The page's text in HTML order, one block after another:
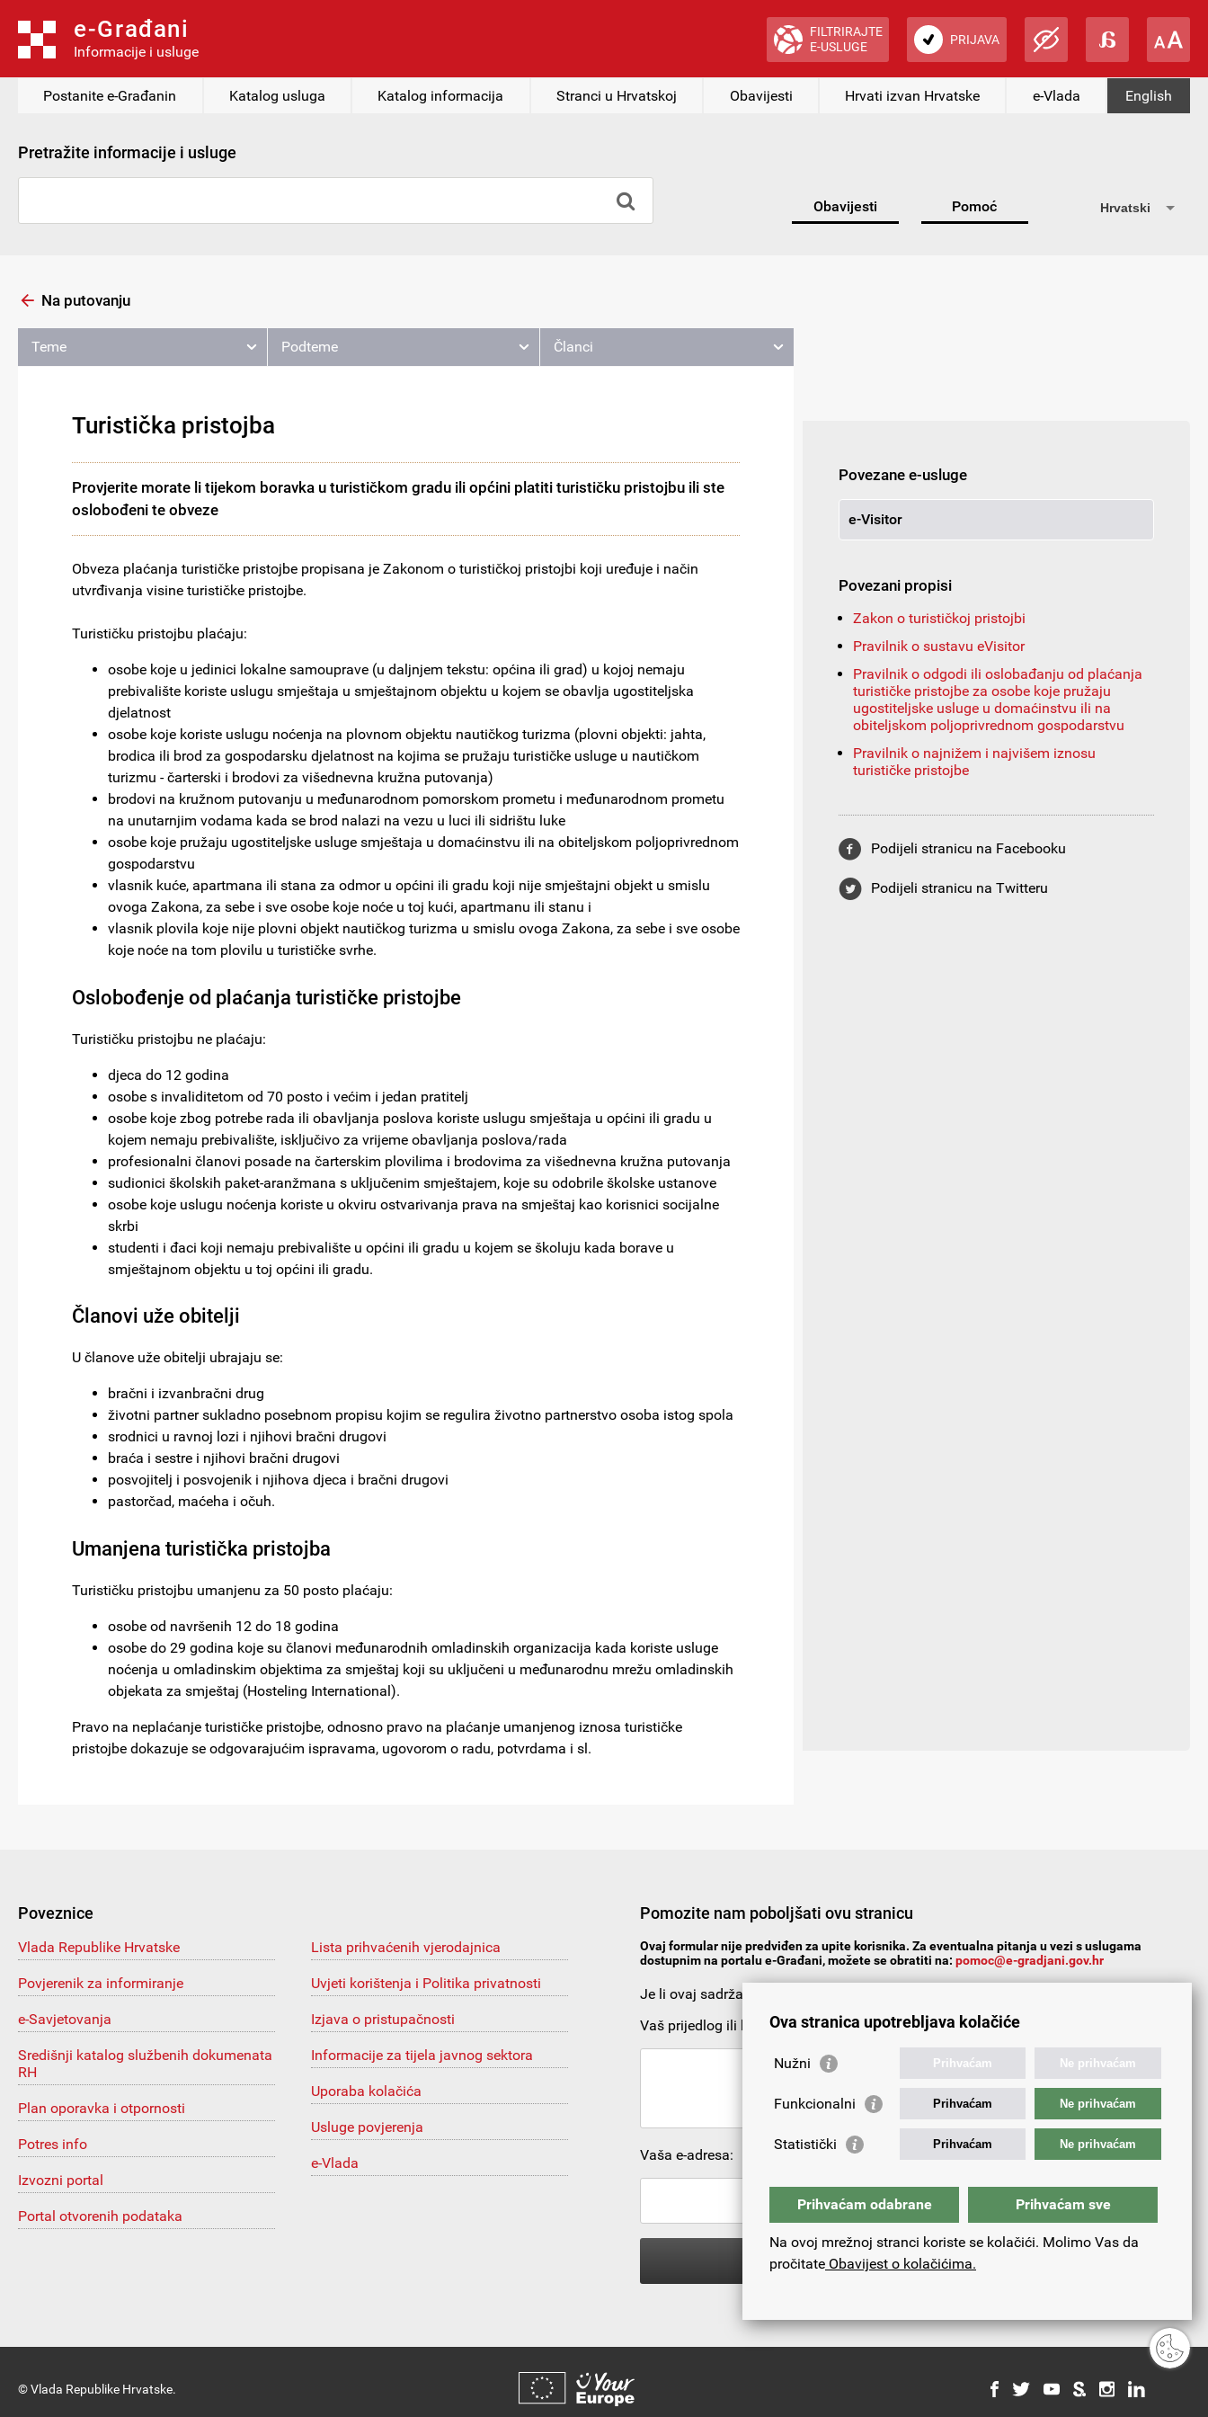
e-Građani
Informacije i usluge
FILTRIRAJTE
E-USLUGE
PRIJAVA
Postanite e-Građanin Katalog usluga Katalog informacija Stranci u Hrvatskoj Obavijesti Hrvati izvan Hrvatske e-Vlada English
Pretražite informacije i usluge
Obavijesti Pomoć Hrvatski
Na putovanju
Teme Podteme Članci
Turistička pristojba
Provjerite morate li tijekom boravka u turističkom gradu ili općini platiti turističku pristojbu ili ste
oslobođeni te obveze
Obveza plaćanja turističke pristojbe propisana je Zakonom o turističkoj pristojbi koji uređuje i način
utvrđivanja visine turističke pristojbe.
Turističku pristojbu plaćaju:
osobe koje u jedinici lokalne samouprave (u daljnjem tekstu: općina ili grad) u kojoj nemaju
prebivalište koriste uslugu smještaja u smještajnom objektu u kojem se obavlja ugostiteljska
djelatnost
osobe koje koriste uslugu noćenja na plovnom objektu nautičkog turizma (plovni objekti: jahta,
brodica ili brod za gospodarsku djelatnost na kojima se pružaju turističke usluge u nautičkom
turizmu - čarterski i brodovi za višednevna kružna putovanja)
brodovi na kružnom putovanju u međunarodnom pomorskom prometu i međunarodnom prometu
na unutarnjim vodama kada se brod nalazi na vezu u luci ili sidrištu luke
osobe koje pružaju ugostiteljske usluge smještaja u domaćinstvu ili na obiteljskom poljoprivrednom
gospodarstvu
vlasnik kuće, apartmana ili stana za odmor u općini ili gradu koji nije smještajni objekt u smislu
ovoga Zakona, za sebe i sve osobe koje noće u toj kući, apartmanu ili stanu i
vlasnik plovila koje nije plovni objekt nautičkog turizma u smislu ovoga Zakona, za sebe i sve osobe
koje noće na tom plovilu u turističke svrhe.
Oslobođenje od plaćanja turističke pristojbe
Turističku pristojbu ne plaćaju:
djeca do 12 godina
osobe s invaliditetom od 70 posto i većim i jedan pratitelj
osobe koje zbog potrebe rada ili obavljanja poslova koriste uslugu smještaja u općini ili gradu u
kojem nemaju prebivalište, isključivo za vrijeme obavljanja poslova/rada
profesionalni članovi posade na čarterskim plovilima i brodovima za višednevna kružna putovanja
sudionici školskih paket-aranžmana s uključenim smještajem, koje su odobrile školske ustanove
osobe koje uslugu noćenja koriste u okviru ostvarivanja prava na smještaj kao korisnici socijalne
skrbi
studenti i đaci koji nemaju prebivalište u općini ili gradu u kojem se školuju kada borave u
smještajnom objektu u toj općini ili gradu.
Članovi uže obitelji
U članove uže obitelji ubrajaju se:
bračni i izvanbračni drug
životni partner sukladno posebnom propisu kojim se regulira životno partnerstvo osoba istog spola
srodnici u ravnoj lozi i njihovi bračni drugovi
braća i sestre i njihovi bračni drugovi
posvojitelj i posvojenik i njihova djeca i bračni drugovi
pastorčad, maćeha i očuh.
Umanjena turistička pristojba
Turističku pristojbu umanjenu za 50 posto plaćaju:
osobe od navršenih 12 do 18 godina
osobe do 29 godina koje su članovi međunarodnih omladinskih organizacija kada koriste usluge
noćenja u omladinskim objektima za smještaj koji su uključeni u međunarodnu mrežu omladinskih
objekata za smještaj (Hosteling International).
Pravo na neplaćanje turističke pristojbe, odnosno pravo na plaćanje umanjenog iznosa turističke
pristojbe dokazuje se odgovarajućim ispravama, ugovorom o radu, potvrdama i sl.
Povezane e-usluge
e-Visitor
Povezani propisi
Zakon o turističkoj pristojbi
Pravilnik o sustavu eVisitor
Pravilnik o odgodi ili oslobađanju od plaćanja
turističke pristojbe za osobe koje pružaju
ugostiteljske usluge u domaćinstvu ili na
obiteljskom poljoprivrednom gospodarstvu
Pravilnik o najnižem i najvišem iznosu
turističke pristojbe
Podijeli stranicu na Facebooku
Podijeli stranicu na Twitteru
Poveznice
Vlada Republike Hrvatske
Povjerenik za informiranje
e-Savjetovanja
Središnji katalog službenih dokumenata
RH
Plan oporavka i otpornosti
Potres info
Izvozni portal
Portal otvorenih podataka
Lista prihvaćenih vjerodajnica
Uvjeti korištenja i Politika privatnosti
Izjava o pristupačnosti
Informacije za tijela javnog sektora
Uporaba kolačića
Usluge povjerenja
e-Vlada
Pomozite nam poboljšati ovu stranicu
Ovaj formular nije predviđen za upite korisnika. Za eventualna pitanja u vezi s uslugama
dostupnim na portalu e-Građani, možete se obratiti na: pomoc@e-gradjani.gov.hr
Je li ovaj sadržaj koristan?
Vaš prijedlog ili komentar:
Vaša e-adresa:
© Vlada Republike Hrvatske.
Ova stranica upotrebljava kolačiće
Nužni Prihvaćam Ne prihvaćam
Funkcionalni Prihvaćam Ne prihvaćam
Statistički Prihvaćam Ne prihvaćam
Prihvaćam odabrane Prihvaćam sve
Na ovoj mrežnoj stranci koriste se kolačići. Molimo Vas da
pročitate Obavijest o kolačićima.